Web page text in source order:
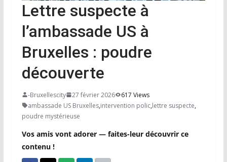
Lettre suspecte à
l’ambassade US à
Bruxelles : poudre
découverte
-Bruxellescity 27 février 2026
617 Views
ambassade US Bruxelles,intervention polic,lettre suspecte,
poudre mystérieuse
Vos amis vont adorer — faites-leur découvrir ce
contenu !